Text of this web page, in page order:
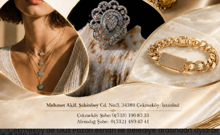
ÇEKMEKÖY’DE
AYLARDIR SÜREN ULUS
PAZARI’NIN YER SORUNU
BİTTİ…
Giriş: 03-02-2017 13:32
Güncelleme: 04-08-2018 01:29
380 Güncel Tüm Manşetler